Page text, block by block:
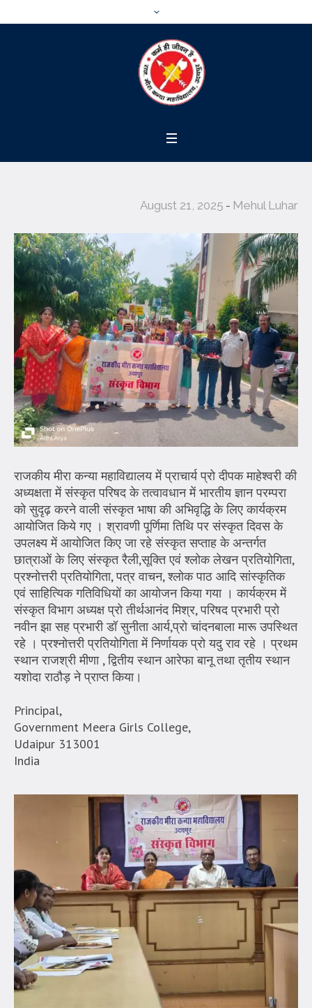
August 21, 2025 Mehul Luhar
राजकीय मीरा कन्या महाविद्यालय में प्राचार्य प्रो दीपक माहेश्वरी की
अध्यक्षता में संस्कृत परिषद के तत्वावधान में भारतीय ज्ञान परम्परा
को सुदृढ़ करने वाली संस्कृत भाषा की अभिवृद्धि के लिए कार्यक्रम
आयोजित किये गए । श्रावणी पूर्णिमा तिथि पर संस्कृत दिवस के
उपलक्ष्य में आयोजित किए जा रहे संस्कृत सप्ताह के अन्तर्गत
छात्राओं के लिए संस्कृत रैली,सूक्ति एवं श्लोक लेखन प्रतियोगिता,
प्रश्नोत्तरी प्रतियोगिता, पत्र वाचन, श्लोक पाठ आदि सांस्कृतिक
एवं साहित्यिक गतिविधियों का आयोजन किया गया । कार्यक्रम में
संस्कृत विभाग अध्यक्ष प्रो तीर्थआनंद मिश्र, परिषद प्रभारी प्रो
नवीन झा सह प्रभारी डॉ सुनीता आर्य,प्रो चांदनबाला मारू उपस्थित
रहे । प्रश्नोत्तरी प्रतियोगिता में निर्णायक प्रो यदु राव रहे । प्रथम
स्थान राजश्री मीणा , द्वितीय स्थान आरेफा बानू तथा तृतीय स्थान
यशोदा राठौड़ ने प्राप्त किया।
Principal,
Government Meera Girls College,
Udaipur 313001
India